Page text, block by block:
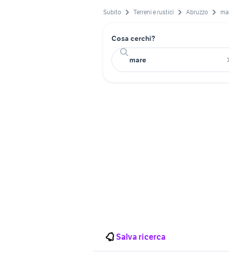
Subito Terreni e rustici Abruzzo
Cosa cerchi?
Salva ricerca